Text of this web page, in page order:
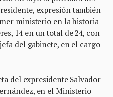
expresión también
ministerio en la historia
14 en un total de 24, con
del gabinete, en el cargo
del expresidente Salvador
en el Ministerio